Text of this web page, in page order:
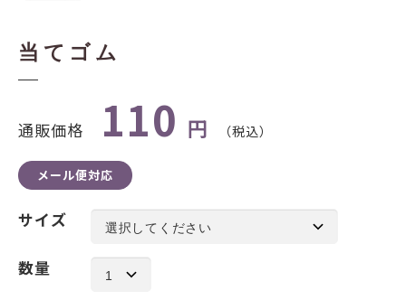
当てゴム
通販価格 110 円 （税込）
メール便対応
サイズ
数量